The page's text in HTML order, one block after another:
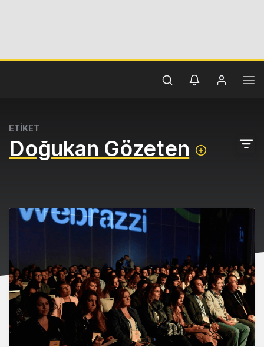
ETİKET
Doğukan Gözeten